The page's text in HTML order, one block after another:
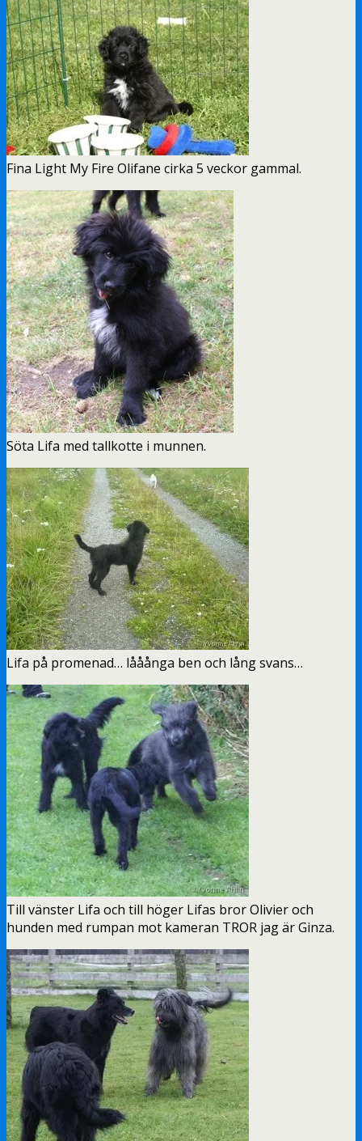
Fina Light My Fire Olifane cirka 5 veckor gammal.
Söta Lifa med tallkotte i munnen.
Lifa på promenad… lååånga ben och lång svans…
Till vänster Lifa och till höger Lifas bror Olivier och
hunden med rumpan mot kameran TROR jag är Ginza.